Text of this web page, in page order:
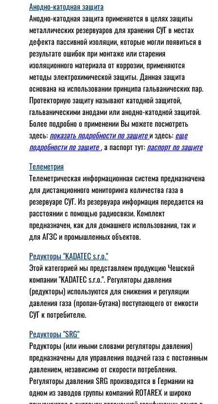
Анодно-катодная защита
Анодно-катодная защита применяется в целях защиты
металлических резервуаров для хранения СУГ в местах
дефекта пассивной изоляции, которые могли появиться в
результате ошибок при монтаже или старения
изоляционного материала от коррозии, применяются
методы электрохимической защиты. Данная защита
основана на использовании принципа гальванических пар.
Протекторную защиту называют катодной защитой,
гальваническими анодами или анодно-катодной защитой.
Более подробно о применении Вы можете посмотреть
здесь: показать подробности по защитеи здесь: еще
подробности по защите, а паспорт тут: паспорт по защите
Телеметрия
Телеметрическая информационная система предназначена
для дистанционного мониторинга количества газа в
резервуаре СУГ. Из резервуара информация передается на
расстоянии с помощью радиосвязи. Комплект
предназначен, как для домашнего использования, так и
для АГЗС и промышленных объектов.
Редукторы "KADATEC s.r.o."
Этой категорией мы представляем продукцию Чешской
компании "KADATEC s.r.o.". Регуляторы давления
(редукторы) используются для снижения и регуляции
давления газа (пропан-бутана) поступающего от емкости
СУГ к потребителю.
Редукторы "SRG"
Редукторы (или иными словами регуляторы давления)
предназначены для управления подачей газа с постоянным
давлением, независимо от скорости потребления.
Регуляторы давления SRG производятся в Германии на
одном из заводов группы компаний ROTAREX и широко